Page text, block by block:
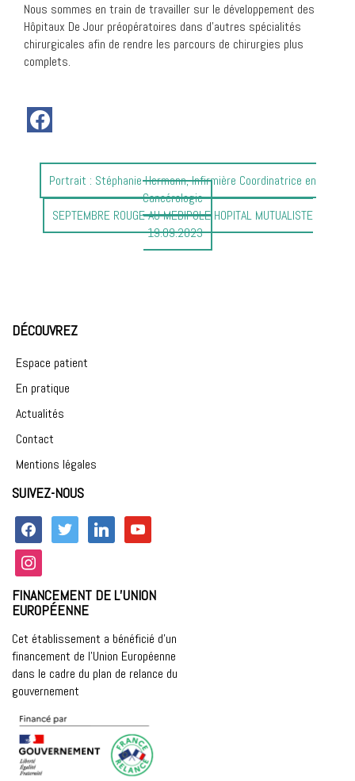
Nous sommes en train de travailler sur le développement des
Hôpitaux De Jour préopératoires dans d’autres spécialités
chirurgicales afin de rendre les parcours de chirurgies plus
complets.
Article
précédent
Portrait : Stéphanie Hermann, Infirmière Coordinatrice en
Cancérologie
Article
suivant
SEPTEMBRE ROUGE AU MEDIPOLE HOPITAL MUTUALISTE
-19.09.2023
DÉCOUVREZ
Espace patient
En pratique
Actualités
Contact
Mentions légales
SUIVEZ-NOUS
facebook twitter linkedin
youtube
instagram
FINANCEMENT DE L’UNION
EUROPÉENNE
Cet établissement a bénéficié d’un
financement de l’Union Européenne
dans le cadre du plan de relance du
gouvernement